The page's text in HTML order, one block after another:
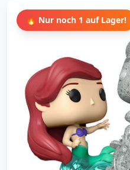
🔥 Nur noch 1 auf Lager!